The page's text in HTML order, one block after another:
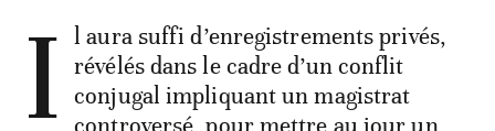
I l aura suffi d’enregistrements privés,
révélés dans le cadre d’un conflit
conjugal impliquant un magistrat